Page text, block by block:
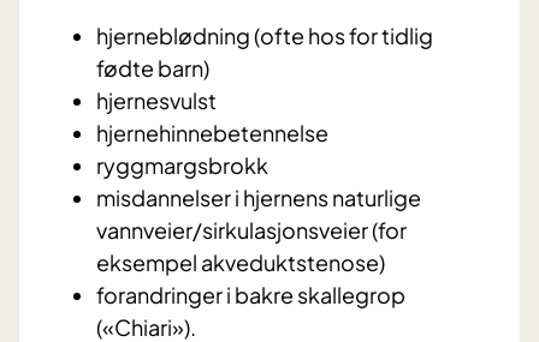
hjerneblødning (ofte hos for tidlig
fødte barn)
hjernesvulst
hjernehinnebetennelse
ryggmargsbrokk
misdannelser i hjernens naturlige
vannveier/sirkulasjonsveier (for
eksempel akveduktstenose)
forandringer i bakre skallegrop
(«Chiari»).